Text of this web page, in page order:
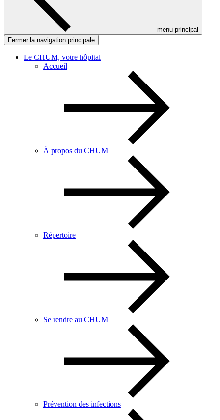
menu principal
Fermer la navigation principale
Le CHUM, votre hôpital
Accueil
À propos du CHUM
Répertoire
Se rendre au CHUM
Prévention des infections